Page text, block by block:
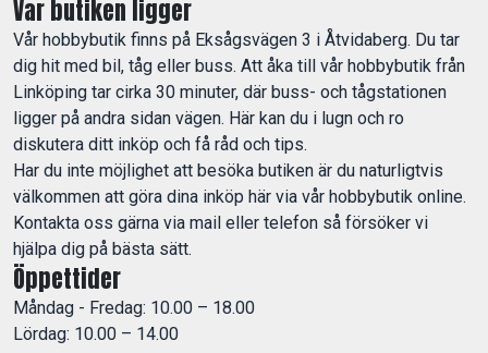
Var butiken ligger
Vår hobbybutik finns på Eksågsvägen 3 i Åtvidaberg. Du tar
dig hit med bil, tåg eller buss. Att åka till vår hobbybutik från
Linköping tar cirka 30 minuter, där buss- och tågstationen
ligger på andra sidan vägen. Här kan du i lugn och ro
diskutera ditt inköp och få råd och tips.
Har du inte möjlighet att besöka butiken är du naturligtvis
välkommen att göra dina inköp här via vår hobbybutik online.
Kontakta oss gärna via mail eller telefon så försöker vi
hjälpa dig på bästa sätt.
Öppettider
Måndag - Fredag: 10.00 – 18.00
Lördag: 10.00 – 14.00